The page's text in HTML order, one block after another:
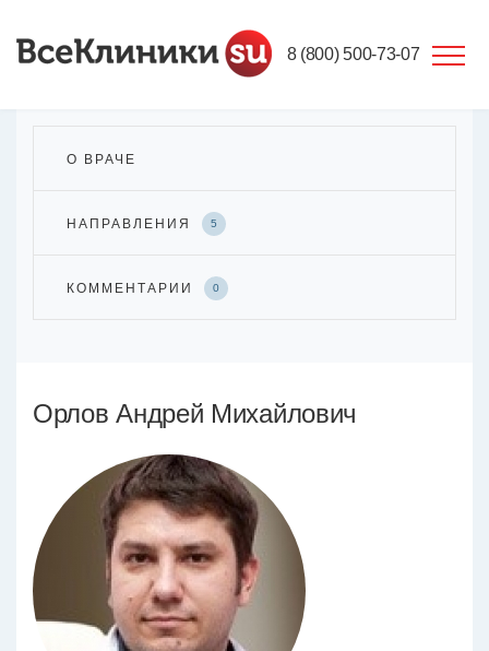
8 (800) 500-73-07
О ВРАЧЕ
НАПРАВЛЕНИЯ 5
КОММЕНТАРИИ 0
Орлов Андрей Михайлович